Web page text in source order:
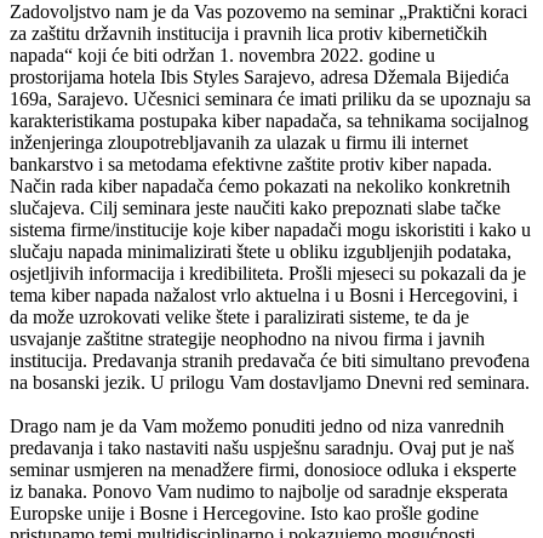
Zadovoljstvo nam je da Vas pozovemo na seminar „Praktični koraci
za zaštitu državnih institucija i pravnih lica protiv kibernetičkih
napada“ koji će biti održan 1. novembra 2022. godine u
prostorijama hotela Ibis Styles Sarajevo, adresa Džemala Bijedića
169a, Sarajevo. Učesnici seminara će imati priliku da se upoznaju sa
karakteristikama postupaka kiber napadača, sa tehnikama socijalnog
inženjeringa zloupotrebljavanih za ulazak u firmu ili internet
bankarstvo i sa metodama efektivne zaštite protiv kiber napada.
Način rada kiber napadača ćemo pokazati na nekoliko konkretnih
slučajeva. Cilj seminara jeste naučiti kako prepoznati slabe tačke
sistema firme/institucije koje kiber napadači mogu iskoristiti i kako u
slučaju napada minimalizirati štete u obliku izgubljenjih podataka,
osjetljivih informacija i kredibiliteta. Prošli mjeseci su pokazali da je
tema kiber napada nažalost vrlo aktuelna i u Bosni i Hercegovini, i
da može uzrokovati velike štete i paralizirati sisteme, te da je
usvajanje zaštitne strategije neophodno na nivou firma i javnih
institucija. Predavanja stranih predavača će biti simultano prevođena
na bosanski jezik. U prilogu Vam dostavljamo Dnevni red seminara.
Drago nam je da Vam možemo ponuditi jedno od niza vanrednih
predavanja i tako nastaviti našu uspješnu saradnju. Ovaj put je naš
seminar usmjeren na menadžere firmi, donosioce odluka i eksperte
iz banaka. Ponovo Vam nudimo to najbolje od saradnje eksperata
Europske unije i Bosne i Hercegovine. Isto kao prošle godine